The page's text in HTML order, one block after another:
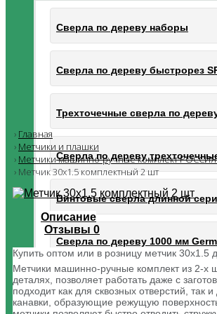
Сверла по дереву наборы
Сверла по дереву быстрорез
Трехточечные сверла по
Сверла по дереву
Винтовые сверла длинной
Сверла по дереву 1000 мм
Сверхдлинные винтовые
Главная
Метчики и плашки
Метчики машинно-ручные комплект
Метчик 30х1.5 комплектный 2 шт
Описание
Отзывы 0
Купить оптом или в розницу метчик 30х1.5
Метчики машинно-ручные комплект из 2-х
деталях, позволяет работать даже с
подходит как для сквозных отверстий,
канавки, образующие режущую